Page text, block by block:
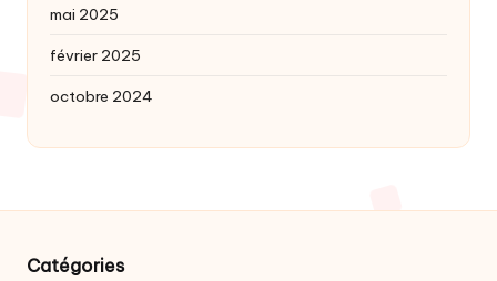
mai 2025
février 2025
octobre 2024
Catégories